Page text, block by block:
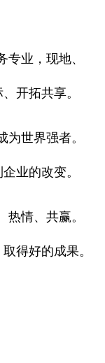
专业，现地、
开拓共享。
为世界强者。
业的改变。
热情、共赢。
得好的成果。